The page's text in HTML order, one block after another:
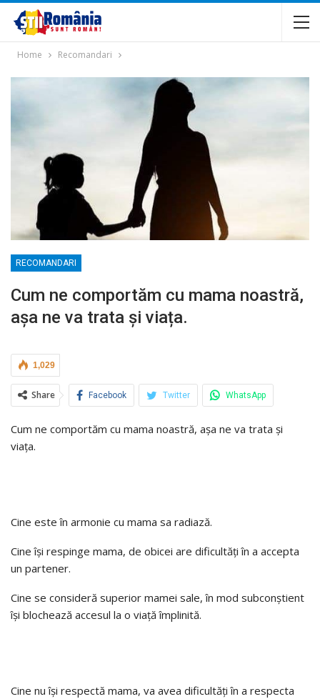
Home Recomandari
RECOMANDARI
Cum ne comportăm cu mama noastră,
așa ne va trata și viața.
1,029
Share Facebook Twitter WhatsApp
Cum ne comportăm cu mama noastră, așa ne va trata și
viața.
Cine este în armonie cu mama sa radiază.
Cine își respinge mama, de obicei are dificultăți în a accepta
un partener.
Cine se consideră superior mamei sale, în mod subconștient
își blochează accesul la o viață împlinită.
Cine nu își respectă mama, va avea dificultăți în a respecta